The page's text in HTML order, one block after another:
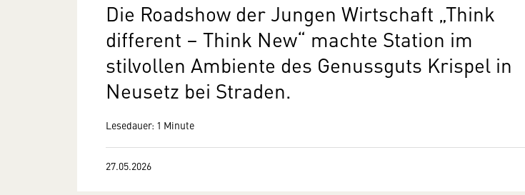
Die Roadshow der Jungen Wirtschaft „Think
different – Think New“ machte Station im
stilvollen Ambiente des Genussguts Krispel in
Neusetz bei Straden.
Lesedauer: 1 Minute
27.05.2026